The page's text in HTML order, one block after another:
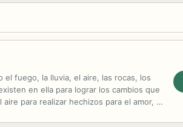
fuego, la lluvia, el aire, las rocas, los
en ella para lograr los cambios que
para realizar hechizos para el amor, la